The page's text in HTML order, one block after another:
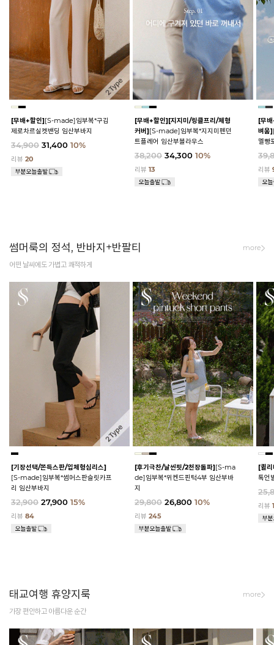
[무배+할인][S-made]임부복*구김
제로차르실켓밴딩 임산부바지
34,900 31,400 10%
리뷰 20
[무배+할인][지지미/링클프리/체형
커버][S-made]임부복*지지미펜던
트플레어 임산부블라우스
38,200 34,300 10%
리뷰13
[무
벼움]
멜빵
리뷰
썸머룩의 정석, 반바지+반팔티
어떤 날씨에도 가볍고 쾌적하게
more
[기장선택/쫀득스판/입체형심리스]
[S-made]임부복*썸머스판슬릿카프
리 임산부바지
32,900 27,900 15%
리뷰 84
[후기극찬/날씬핏/2천장돌파][S-ma
de]임부복*위켄드핀턱4부 임산부바
지
29,800 26,800 10%
리뷰245
[퀼
톡언
리뷰
태교여행 휴양지룩
가장 편안하고 아름다운 순간
more